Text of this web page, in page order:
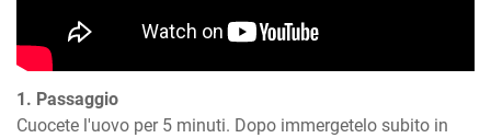
1. Passaggio
Cuocete l'uovo per 5 minuti. Dopo immergetelo subito in